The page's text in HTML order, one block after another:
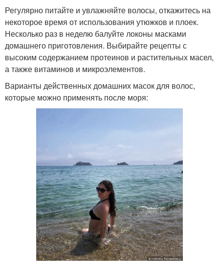
Регулярно питайте и увлажняйте волосы, откажитесь на
некоторое время от использования утюжков и плоек.
Несколько раз в неделю балуйте локоны масками
домашнего приготовления. Выбирайте рецепты с
высоким содержанием протеинов и растительных масел,
а также витаминов и микроэлементов.
Варианты действенных домашних масок для волос,
которые можно применять после моря: